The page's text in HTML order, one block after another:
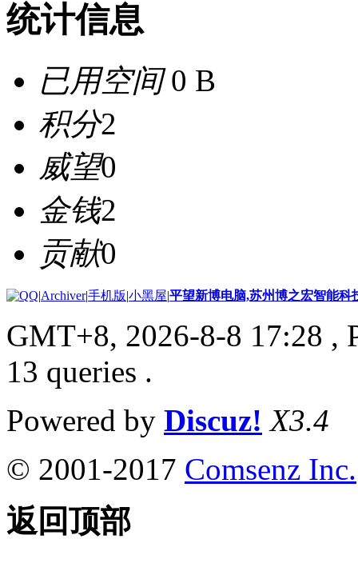
统计信息
已用空间0 B
积分2
威望0
金钱2
贡献0
|Archiver|手机版|小黑屋|平望新博电脑,苏州博之宏智能科
GMT+8, 2026-8-8 17:28 ,
13 queries .
Powered by Discuz! X3.4
© 2001-2017 Comsenz Inc.
返回顶部